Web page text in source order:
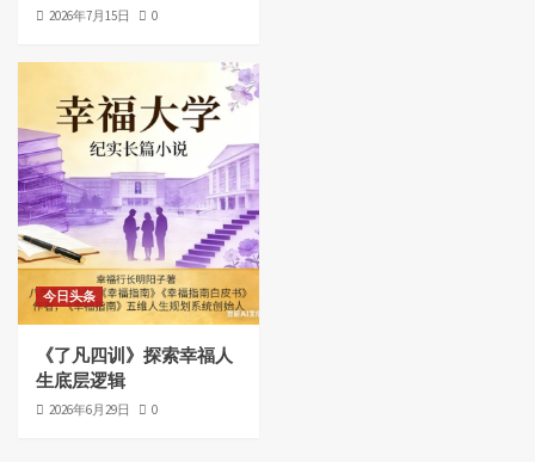
2026年7月15日 0
今日头条
《了凡四训》探索幸福人
生底层逻辑
2026年6月29日 0